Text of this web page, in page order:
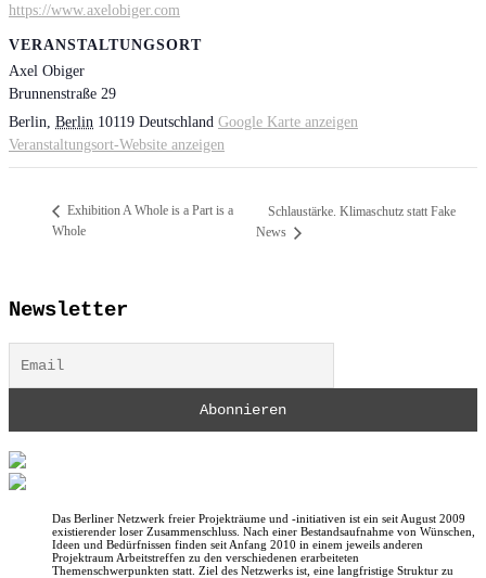
https://www.axelobiger.com
VERANSTALTUNGSORT
Axel Obiger
Brunnenstraße 29
Berlin Berlin 10119 Deutschland Google Karte anzeigen
Veranstaltungsort-Website anzeigen
Exhibition A Whole is a Part is a
Whole
Schlaustärke. Klimaschutz statt Fake
News
Newsletter
Das Berliner Netzwerk freier Projekträume und -initiativen ist ein seit August 2009
existierender loser Zusammenschluss. Nach einer Bestandsaufnahme von Wünschen,
Ideen und Bedürfnissen finden seit Anfang 2010 in einem jeweils anderen
Projektraum Arbeitstreffen zu den verschiedenen erarbeiteten
Themenschwerpunkten statt. Ziel des Netzwerks ist, eine langfristige Struktur zu